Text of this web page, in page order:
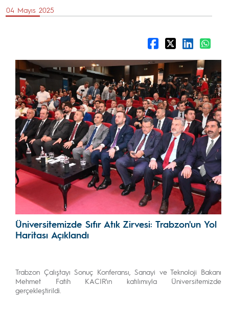
04 Mayıs 2025
Üniversitemizde Sıfır Atık Zirvesi: Trabzon'un Yol
Haritası Açıklandı
Trabzon Çalıştayı Sonuç Konferansı, Sanayi ve Teknoloji Bakanı
Mehmet Fatih KACIR'ın katılımıyla Üniversitemizde
gerçekleştirildi.